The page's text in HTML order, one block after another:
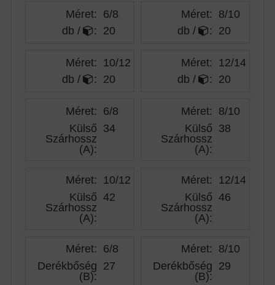
Méret: 6/8
db /
: 20
Méret: 8/10
db /
: 20
Méret: 10/12
db /
: 20
Méret: 12/14
db /
: 20
Méret: 6/8
Külső
Szárhossz
(A):
34
Méret: 8/10
Külső
Szárhossz
(A):
38
Méret: 10/12
Külső
Szárhossz
(A):
42
Méret: 12/14
Külső
Szárhossz
(A):
46
Méret: 6/8
Derékbőség
(B):
27
Méret: 8/10
Derékbőség
(B):
29